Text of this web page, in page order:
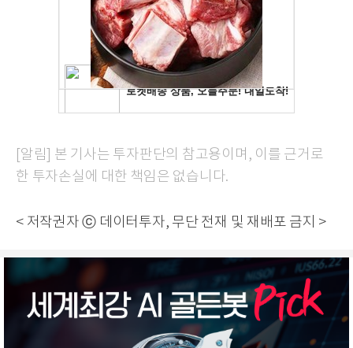
[알림] 본 기사는 투자판단의 참고용이며, 이를 근거로
한 투자손실에 대한 책임은 없습니다.
< 저작권자 ⓒ 데이터투자, 무단 전재 및 재배포 금지 >